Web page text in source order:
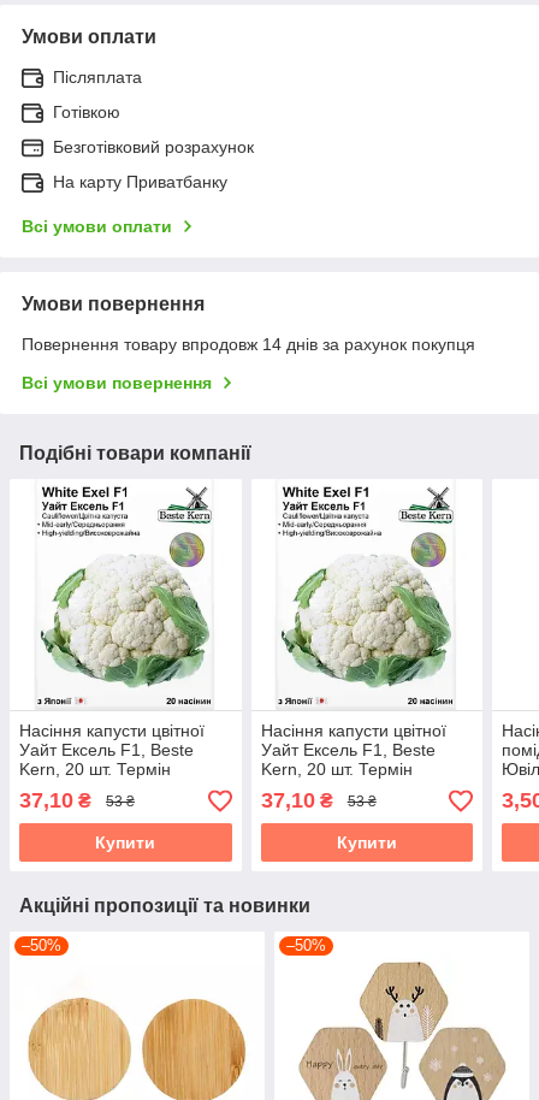
Умови оплати
Післяплата
Готівкою
Безготівковий розрахунок
На карту Приватбанку
Всі умови оплати
Умови повернення
Повернення товару впродовж 14 днів за рахунок покупця
Всі умови повернення
Подібні товари компанії
Насіння капусти цвітної
Уайт Ексель F1, Beste
Kern, 20 шт. Термін
придатності до 31.10.2026
37,10 ₴ 53 ₴
Купити
Насіння капусти цвітної
Уайт Ексель F1, Beste
Kern, 20 шт. Термін
придатності до 31.10.2026
37,10₴ 53 ₴
Купити
Акційні пропозиції та новинки
–50% –50%